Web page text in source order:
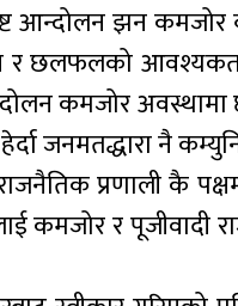
आन्दोलन झन
र छलफलको
कमजोर अवस्थामा
जनमतद्धारा नै
प्रणाली कै
कमजोर र पूजीवादी